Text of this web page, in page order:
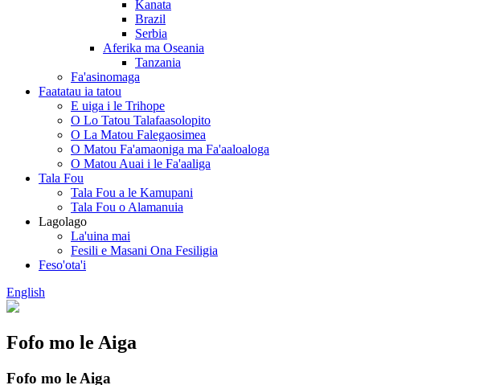
Kanata
Brazil
Serbia
Aferika ma Oseania
Tanzania
Fa'asinomaga
Faatatau ia tatou
E uiga i le Trihope
O Lo Tatou Talafaasolopito
O La Matou Falegaosimea
O Matou Fa'amaoniga ma Fa'aaloaloga
O Matou Auai i le Fa'aaliga
Tala Fou
Tala Fou a le Kamupani
Tala Fou o Alamanuia
Lagolago
La'uina mai
Fesili e Masani Ona Fesiligia
Feso'ota'i
English
Fofo mo le Aiga
Fofo mo le Aiga